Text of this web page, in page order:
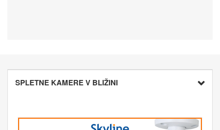
SPLETNE KAMERE V BLIŽINI